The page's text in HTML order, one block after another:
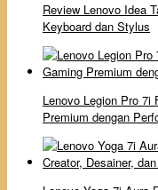
Review Lenovo Idea
Keyboard dan Stylus
Lenovo Legion Pro 7i
Premium dengan